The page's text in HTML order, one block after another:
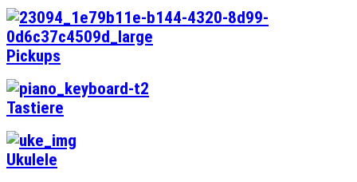
Pickups
Tastiere
Ukulele